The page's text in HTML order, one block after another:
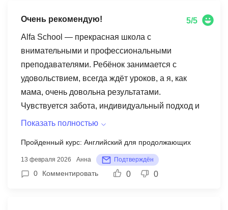
расписание занятий приходится подвинуть из-за
технических проблем с платформой, это
немного напрягает, особенно когда готовишься к
важному mock test. Еще не хватает каких-то
дополнительных материалов по современным
темам для Writing - иногда примеры в учебниках
слишком "сухие" и оторванные от реальности.
Но в целом - это очень достойная подготовка!
написала пробный Writing про влияние соцсетей
на журналистику - наконец-то получила 7.0, я так
счастлива!
Очень рекомендую!
5/5
Alfa School — прекрасная школа с
внимательными и профессиональными
преподавателями. Ребёнок занимается с
удовольствием, всегда ждёт уроков, а я, как
мама, очень довольна результатами.
Чувствуется забота, индивидуальный подход и
искреннее желание помочь каждому ученику.
Показать полностью
Пройденный курс: Английский для продолжающих
13 февраля 2026 Анна Подтверждён
0 Комментировать 0 0